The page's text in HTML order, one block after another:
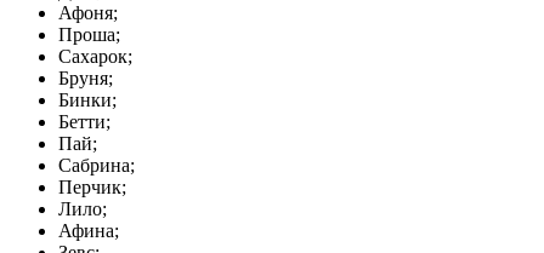
Афоня;
Проша;
Сахарок;
Бруня;
Бинки;
Бетти;
Пай;
Сабрина;
Перчик;
Лило;
Афина;